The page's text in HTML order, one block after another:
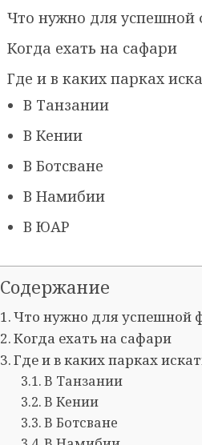
Что нужно для успешной
Когда ехать на сафари
Где и в каких парках
В Танзании
В Кении
В Ботсване
В Намибии
В ЮАР
Содержание
Что нужно для успешной
Когда ехать на сафари
Где и в каких парках
В Танзании
В Кении
В Ботсване